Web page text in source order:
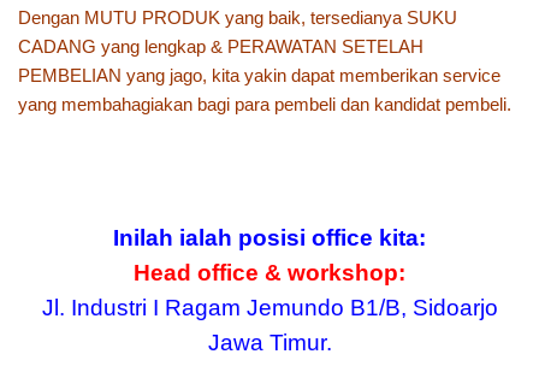
Dengan MUTU PRODUK yang baik, tersedianya SUKU
CADANG yang lengkap & PERAWATAN SETELAH
PEMBELIAN yang jago, kita yakin dapat memberikan service
yang membahagiakan bagi para pembeli dan kandidat pembeli.
Inilah ialah posisi office kita:
Head office & workshop:
Jl. Industri I Ragam Jemundo B1/B, Sidoarjo
Jawa Timur.